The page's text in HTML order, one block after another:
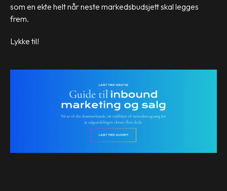
som en ekte helt når neste markedsbudsjett skal legges
frem.
Lykke til!